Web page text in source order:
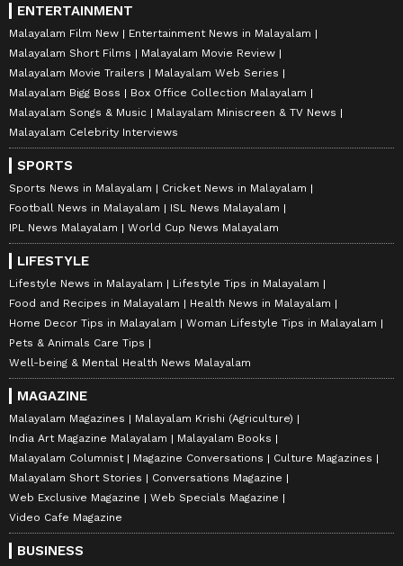
ENTERTAINMENT
Malayalam Film New
Entertainment News in Malayalam
Malayalam Short Films
Malayalam Movie Review
Malayalam Movie Trailers
Malayalam Web Series
Malayalam Bigg Boss
Box Office Collection Malayalam
Malayalam Songs & Music
Malayalam Miniscreen & TV News
Malayalam Celebrity Interviews
SPORTS
Sports News in Malayalam
Cricket News in Malayalam
Football News in Malayalam
ISL News Malayalam
IPL News Malayalam
World Cup News Malayalam
LIFESTYLE
Lifestyle News in Malayalam
Lifestyle Tips in Malayalam
Food and Recipes in Malayalam
Health News in Malayalam
Home Decor Tips in Malayalam
Woman Lifestyle Tips in Malayalam
Pets & Animals Care Tips
Well-being & Mental Health News Malayalam
MAGAZINE
Malayalam Magazines
Malayalam Krishi (Agriculture)
India Art Magazine Malayalam
Malayalam Books
Malayalam Columnist
Magazine Conversations
Culture Magazines
Malayalam Short Stories
Conversations Magazine
Web Exclusive Magazine
Web Specials Magazine
Video Cafe Magazine
BUSINESS